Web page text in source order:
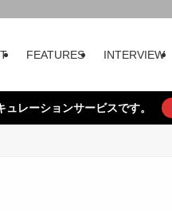
FEATURES INTERVIEW
レーションサービスです。